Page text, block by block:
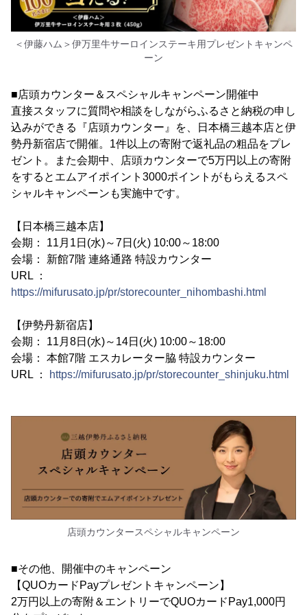
＜伊藤ハム＞伊万里牛サーロインステーキ用プレゼントキャンペ
ーン
■店頭カウンター＆スペシャルキャンペーン開催中
直接スタッフに質問や相談をしながらふるさと納税の申し
込みができる『店頭カウンター』を、日本橋三越本店と伊
勢丹新宿店で開催。1件以上の寄附で返礼品の粗品をプレ
ゼント。また会期中、店頭カウンターで5万円以上の寄附
をするとエムアイポイント3000ポイントがもらえるスペ
シャルキャンペーンも実施中です。
【日本橋三越本店】
会期： 11月1日(水)～7日(火) 10:00～18:00
会場： 新館7階 連絡通路 特設カウンター
URL ：
https://mifurusato.jp/pr/storecounter_nihombashi.html
【伊勢丹新宿店】
会期： 11月8日(水)～14日(火) 10:00～18:00
会場： 本館7階 エスカレーター脇 特設カウンター
URL ：
https://mifurusato.jp/pr/storecounter_shinjuku.html
店頭カウンタースペシャルキャンペーン
■その他、開催中のキャンペーン
【QUOカードPayプレゼントキャンペーン】
2万円以上の寄附＆エントリーでQUOカードPay1,000円